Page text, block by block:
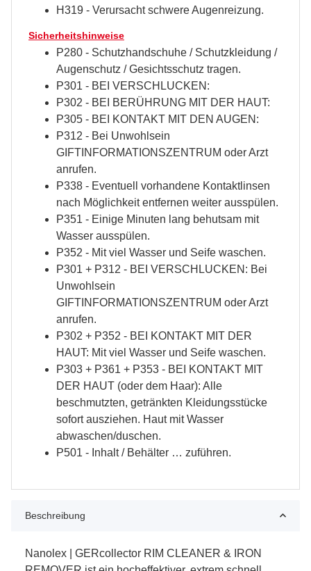
H319 - Verursacht schwere Augenreizung.
Sicherheitshinweise
P280 - Schutzhandschuhe / Schutzkleidung /
Augenschutz / Gesichtsschutz tragen.
P301 - BEI VERSCHLUCKEN:
P302 - BEI BERÜHRUNG MIT DER HAUT:
P305 - BEI KONTAKT MIT DEN AUGEN:
P312 - Bei Unwohlsein
GIFTINFORMATIONSZENTRUM oder Arzt
anrufen.
P338 - Eventuell vorhandene Kontaktlinsen
nach Möglichkeit entfernen weiter ausspülen.
P351 - Einige Minuten lang behutsam mit
Wasser ausspülen.
P352 - Mit viel Wasser und Seife waschen.
P301 + P312 - BEI VERSCHLUCKEN: Bei
Unwohlsein
GIFTINFORMATIONSZENTRUM oder Arzt
anrufen.
P302 + P352 - BEI KONTAKT MIT DER
HAUT: Mit viel Wasser und Seife waschen.
P303 + P361 + P353 - BEI KONTAKT MIT
DER HAUT (oder dem Haar): Alle
beschmutzten, getränkten Kleidungsstücke
sofort ausziehen. Haut mit Wasser
abwaschen/duschen.
P501 - Inhalt / Behälter … zuführen.
Beschreibung
Nanolex | GERcollector RIM CLEANER & IRON